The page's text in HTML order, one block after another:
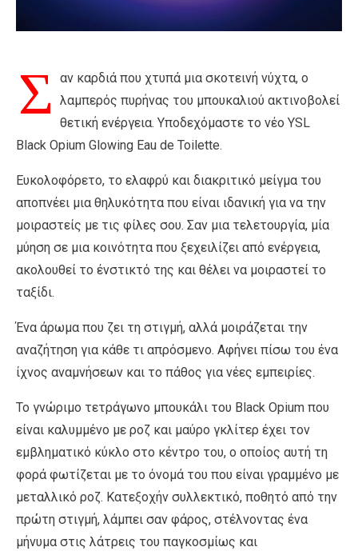
Σ
αν καρδιά που χτυπά μια σκοτεινή νύχτα, ο
λαμπερός πυρήνας του μπουκαλιού ακτινοβολεί
θετική ενέργεια. Υποδεχόμαστε το νέο YSL
Black Opium Glowing Eau de Toilette.
Ευκολοφόρετο, το ελαφρύ και διακριτικό μείγμα του
αποπνέει μια θηλυκότητα που είναι ιδανική για να την
μοιραστείς με τις φίλες σου. Σαν μια τελετουργία, μία
μύηση σε μια κοινότητα που ξεχειλίζει από ενέργεια,
ακολουθεί το ένστικτό της και θέλει να μοιραστεί το
ταξίδι.
Ένα άρωμα που ζει τη στιγμή, αλλά μοιράζεται την
αναζήτηση για κάθε τι απρόσμενο. Αφήνει πίσω του ένα
ίχνος αναμνήσεων και το πάθος για νέες εμπειρίες.
Το γνώριμο τετράγωνο μπουκάλι του Black Opium που
είναι καλυμμένο με ροζ και μαύρο γκλίτερ έχει τον
εμβληματικό κύκλο στο κέντρο του, ο οποίος αυτή τη
φορά φωτίζεται με το όνομά του που είναι γραμμένο με
μεταλλικό ροζ. Κατεξοχήν συλλεκτικό, ποθητό από την
πρώτη στιγμή, λάμπει σαν φάρος, στέλνοντας ένα
μήνυμα στις λάτρεις του παγκοσμίως και